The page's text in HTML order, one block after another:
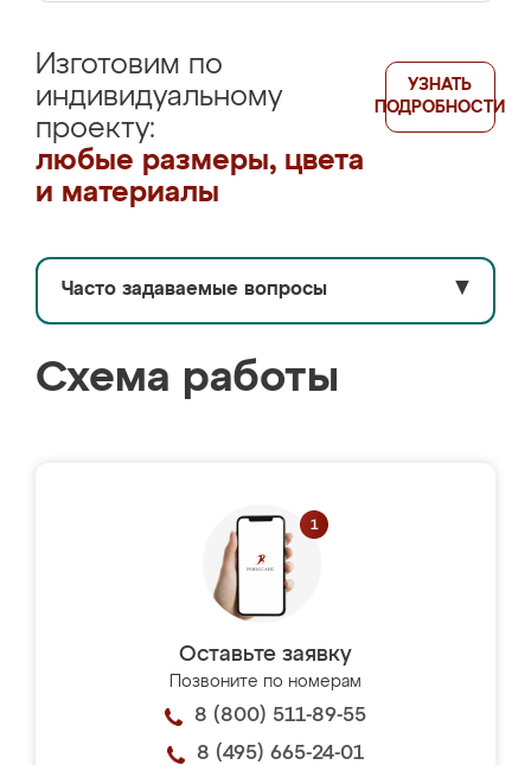
Изготовим по
индивидуальному
проекту:
любые размеры, цвета
и материалы
УЗНАТЬ
ПОДРОБНОСТИ
Часто задаваемые вопросы ▼
Схема работы
Оставьте заявку
Позвоните по номерам
8 (800) 511-89-55
8 (495) 665-24-01